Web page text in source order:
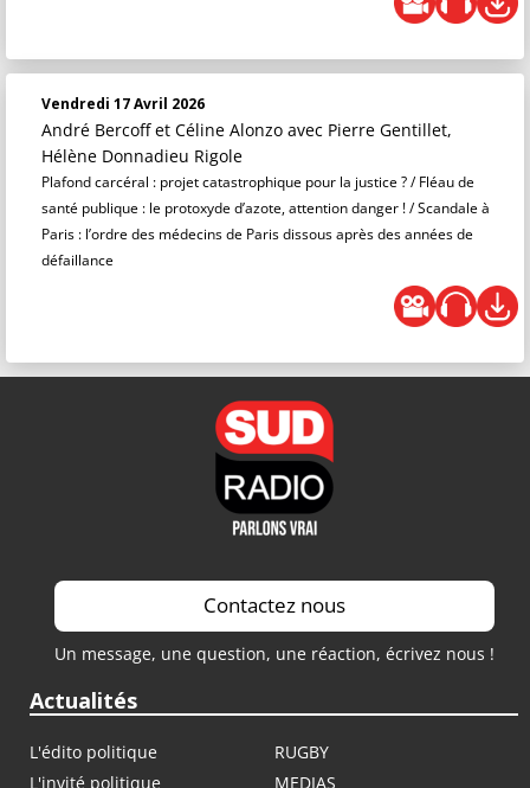
Vendredi 17 Avril 2026
André Bercoff et Céline Alonzo avec Pierre Gentillet,
Hélène Donnadieu Rigole
Plafond carcéral : projet catastrophique pour la justice ? / Fléau de
santé publique : le protoxyde d’azote, attention danger ! / Scandale à
Paris : l’ordre des médecins de Paris dissous après des années de
défaillance
Contactez nous
Un message, une question, une réaction, écrivez nous !
Actualités
L'édito politique
RUGBY
L'invité politique
MEDIAS